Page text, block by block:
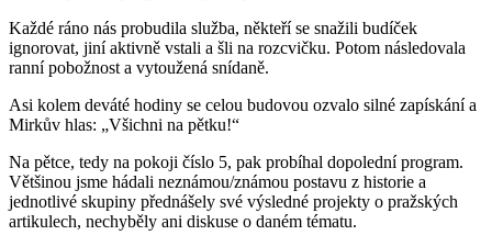
Každé ráno nás probudila služba, někteří se snažili budíček
ignorovat, jiní aktivně vstali a šli na rozcvičku. Potom následovala
ranní pobožnost a vytoužená snídaně.
Asi kolem deváté hodiny se celou budovou ozvalo silné zapískání a
Mirkův hlas: „Všichni na pětku!“
Na pětce, tedy na pokoji číslo 5, pak probíhal dopolední program.
Většinou jsme hádali neznámou/známou postavu z historie a
jednotlivé skupiny přednášely své výsledné projekty o pražských
artikulech, nechyběly ani diskuse o daném tématu.